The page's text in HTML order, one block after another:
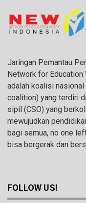
Jaringan Pemantau
Network for Education
adalah koalisi
coalition) yang terdiri
sipil (CSO) yang
mewujudkan
bagi semua, no one
bisa bergerak dan
FOLLOW US!